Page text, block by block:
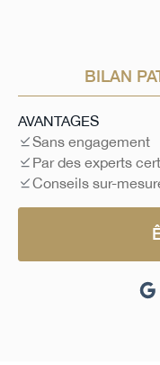
BILAN
AVANTAGES
Sans engagement
Par des experts
Conseils sur-